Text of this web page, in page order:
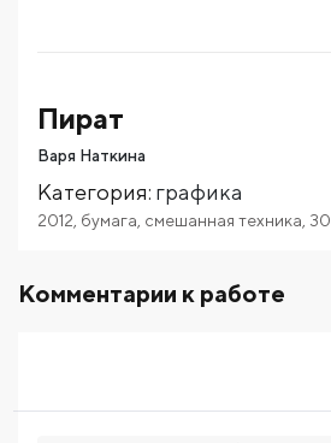
Пират
Варя Наткина
Категория: графика
2012 бумага смешанная техника 30
Комментарии к работе